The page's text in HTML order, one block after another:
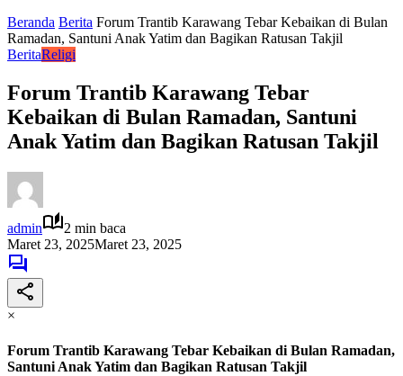
Beranda Berita Forum Trantib Karawang Tebar Kebaikan di Bulan
Ramadan, Santuni Anak Yatim dan Bagikan Ratusan Takjil
BeritaReligi
Forum Trantib Karawang Tebar
Kebaikan di Bulan Ramadan, Santuni
Anak Yatim dan Bagikan Ratusan Takjil
admin
2 min baca
Maret 23, 2025Maret 23, 2025
×
Forum Trantib Karawang Tebar Kebaikan di Bulan Ramadan,
Santuni Anak Yatim dan Bagikan Ratusan Takjil